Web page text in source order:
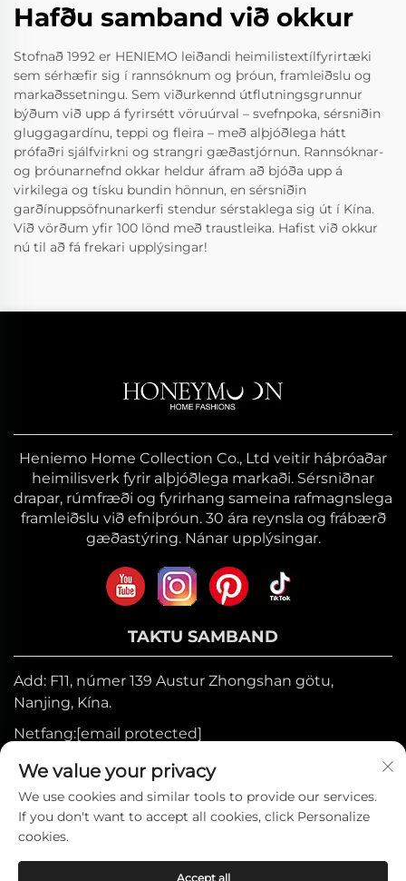
Hafðu samband við okkur
Stofnað 1992 er HENIEMO leiðandi heimilistextílfyrirtæki
sem sérhæfir sig í rannsóknum og þróun, framleiðslu og
markaðssetningu. Sem viðurkennd útflutningsgrunnur
býðum við upp á fyrirsétt vöruúrval – svefnpoka, sérsniðin
gluggagardínu, teppi og fleira – með alþjóðlega hátt
prófaðri sjálfvirkni og strangri gæðastjórnun. Rannsóknar-
og þróunarnefnd okkar heldur áfram að bjóða upp á
virkilega og tísku bundin hönnun, en sérsniðin
garðínuppsöfnunarkerfi stendur sérstaklega sig út í Kína.
Við vörðum yfir 100 lönd með traustleika. Hafist við okkur
nú til að fá frekari upplýsingar!
Heniemo Home Collection Co., Ltd veitir háþróaðar
heimilisverk fyrir alþjóðlega markaði. Sérsniðnar
drapar, rúmfræði og fyrirhang sameina rafmagnslega
framleiðslu við efniþróun. 30 ára reynsla og frábærð
gæðastýring. Nánar upplýsingar.
TAKTU SAMBAND
Add: F11, númer 139 Austur Zhongshan götu,
Nanjing, Kína.
Netfang:[email protected]
Farsími:+86-17327710449
Sími:+86-025-84573776
Höfundarréttur © 2025 hjá Heniemo Home
We value your privacy
We use cookies and similar tools to provide our services.
If you don't want to accept all cookies, click Personalize
cookies.
Accept all